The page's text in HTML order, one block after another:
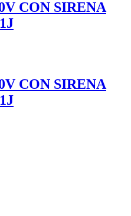
CON SIRENA
CON SIRENA